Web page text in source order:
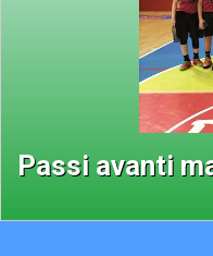
Passi avanti